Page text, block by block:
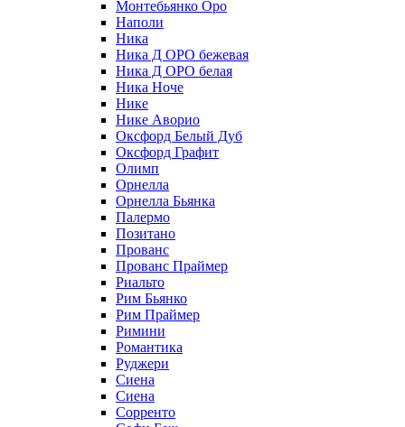
Монтебьянко Оро
Наполи
Ника
Ника Д ОРО бежевая
Ника Д ОРО белая
Ника Ноче
Нике
Нике Аворио
Оксфорд Белый Дуб
Оксфорд Графит
Олимп
Орнелла
Орнелла Бьянка
Палермо
Позитано
Прованс
Прованс Праймер
Риальто
Рим Бьянко
Рим Праймер
Римини
Романтика
Руджери
Сиена
Сиена
Сорренто